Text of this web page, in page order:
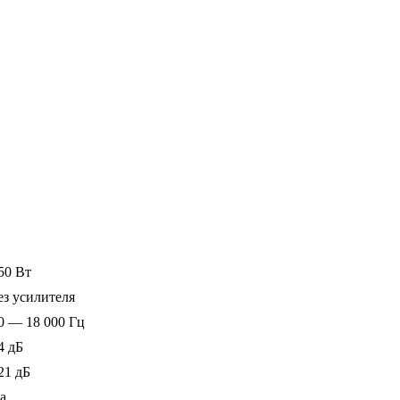
Вт
усилителя
— 18 000 Гц
дБ
дБ